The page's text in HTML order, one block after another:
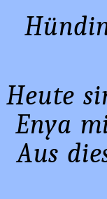
Heute
Enya
Aus